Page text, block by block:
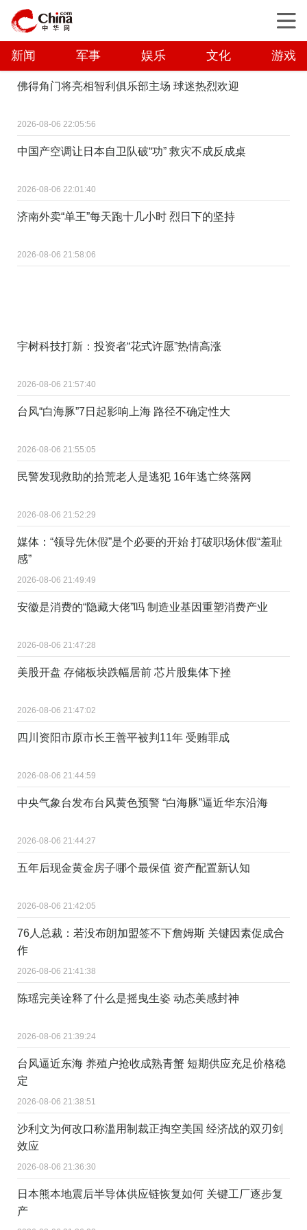
新闻 军事 娱乐 文化 游戏
佛得角门将亮相智利俱乐部主场 球迷热烈欢迎
2026-08-06 22:05:56
中国产空调让日本自卫队破“功” 救灾不成反成桌
2026-08-06 22:01:40
济南外卖“单王”每天跑十几小时 烈日下的坚持
2026-08-06 21:58:06
宇树科技打新：投资者“花式许愿”热情高涨
2026-08-06 21:57:40
台风“白海豚”7日起影响上海 路径不确定性大
2026-08-06 21:55:05
民警发现救助的拾荒老人是逃犯 16年逃亡终落网
2026-08-06 21:52:29
媒体：“领导先休假”是个必要的开始 打破职场休假“羞耻
感”
2026-08-06 21:49:49
安徽是消费的“隐藏大佬”吗 制造业基因重塑消费产业
2026-08-06 21:47:28
美股开盘 存储板块跌幅居前 芯片股集体下挫
2026-08-06 21:47:02
四川资阳市原市长王善平被判11年 受贿罪成
2026-08-06 21:44:59
中央气象台发布台风黄色预警 “白海豚”逼近华东沿海
2026-08-06 21:44:27
五年后现金黄金房子哪个最保值 资产配置新认知
2026-08-06 21:42:05
76人总裁：若没布朗加盟签不下詹姆斯 关键因素促成合
作
2026-08-06 21:41:38
陈瑶完美诠释了什么是摇曳生姿 动态美感封神
2026-08-06 21:39:24
台风逼近东海 养殖户抢收成熟青蟹 短期供应充足价格稳
定
2026-08-06 21:38:51
沙利文为何改口称滥用制裁正掏空美国 经济战的双刃剑
效应
2026-08-06 21:36:30
日本熊本地震后半导体供应链恢复如何 关键工厂逐步复
产